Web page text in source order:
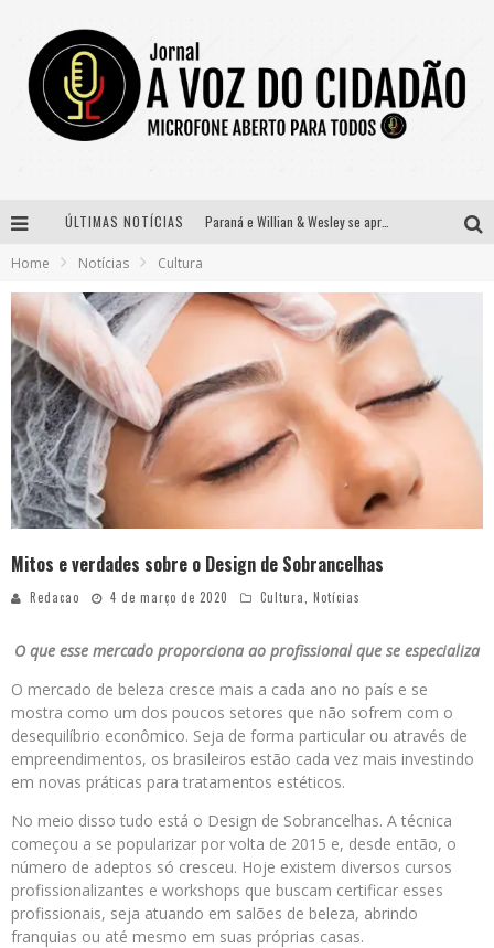
ÚLTIMAS NOTÍCIAS Paraná e Willian & Wesley se apresentam no Carretão Trevo Contagem nesta sexta-feira
Banda Mole de BH anuncia Kayete como madrinha do bloco
Home Notícias Cultura
Mitos e verdades sobre o Design de Sobrancelhas
Redacao 4 de março de 2020 Cultura Notícias
O que esse mercado proporciona ao profissional que se especializa
O mercado de beleza cresce mais a cada ano no país e se
mostra como um dos poucos setores que não sofrem com o
desequilíbrio econômico. Seja de forma particular ou através de
empreendimentos, os brasileiros estão cada vez mais investindo
em novas práticas para tratamentos estéticos.
No meio disso tudo está o Design de Sobrancelhas. A técnica
começou a se popularizar por volta de 2015 e, desde então, o
número de adeptos só cresceu. Hoje existem diversos cursos
profissionalizantes e workshops que buscam certificar esses
profissionais, seja atuando em salões de beleza, abrindo
franquias ou até mesmo em suas próprias casas.